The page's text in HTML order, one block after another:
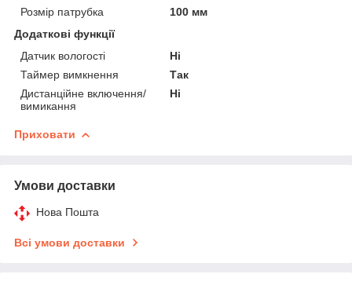
Розмір патрубка
100 мм
Додаткові функції
Датчик вологості
Ні
Таймер вимкнення
Так
Дистанційне включення/
вимикання
Ні
Приховати
Умови доставки
Нова Пошта
Всі умови доставки